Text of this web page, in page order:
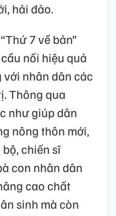
hải đảo.
7 về bản”
nối hiệu quả
nhân dân các
Thông qua
như giúp dân
nông thôn mới,
chiến sĩ
con nhân dân
cao chất
sinh mà còn